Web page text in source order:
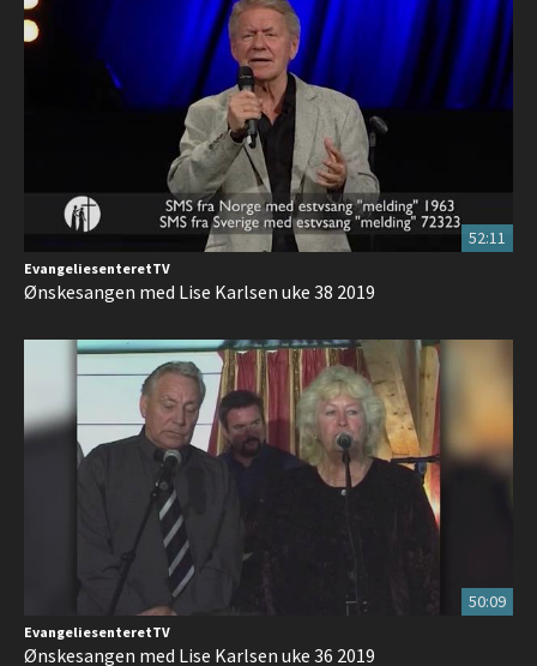
52:11
EvangeliesenteretTV
Ønskesangen med Lise Karlsen uke 38 2019
50:09
EvangeliesenteretTV
Ønskesangen med Lise Karlsen uke 36 2019